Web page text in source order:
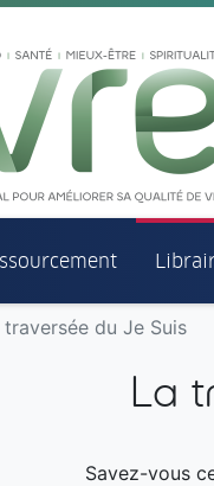
traversée du Je Suis
La
Savez-vous